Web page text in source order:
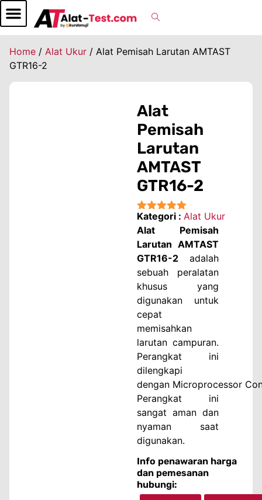
Home / Alat Ukur / Alat Pemisah Larutan AMTAST
GTR16-2
Alat
Pemisah
Larutan
AMTAST
GTR16-2
★★★★★
Kategori : Alat Ukur
Alat Pemisah
Larutan AMTAST
GTR16-2 adalah
sebuah peralatan
khusus yang
digunakan untuk
cepat
memisahkan
larutan campuran.
Perangkat ini
dilengkapi
dengan Microprocessor
Perangkat ini
sangat aman dan
nyaman saat
digunakan.
Info penawaran harga
dan pemesanan
hubungi: